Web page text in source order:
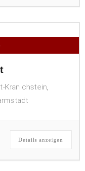
Kranichstein,
Details anzeigen